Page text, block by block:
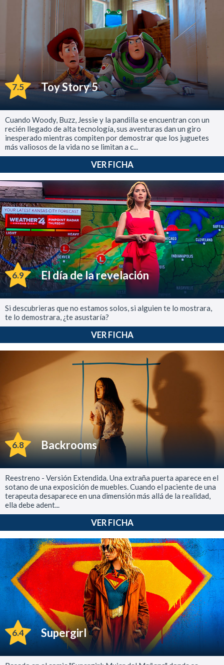
7.5 Toy Story 5
Cuando Woody, Buzz, Jessie y la pandilla se encuentran con un
recién llegado de alta tecnología, sus aventuras dan un giro
inesperado mientras compiten por demostrar que los juguetes
más valiosos de la vida no se limitan a c...
VER FICHA
6.9 El día de la revelación
Si descubrieras que no estamos solos, si alguien te lo mostrara,
te lo demostrara, ¿te asustaría?
VER FICHA
6.8 Backrooms
Reestreno - Versión Extendida. Una extraña puerta aparece en el
sotano de una exposición de muebles. Cuando el paciente de una
terapeuta desaparece en una dimensión más allá de la realidad,
ella debe adent...
VER FICHA
6.4 Supergirl